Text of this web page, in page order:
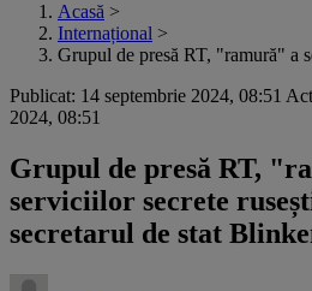
Acasă >
Internațional >
Grupul de presă RT, "ramură" a
Publicat: 14 septembrie 2024, 08:51
2024, 08:51
Grupul de presă RT,
serviciilor secrete
secretarul de stat